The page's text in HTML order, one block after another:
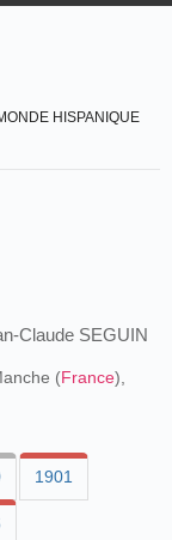
HISPANIQUE
Claude SEGUIN
(France),
1901